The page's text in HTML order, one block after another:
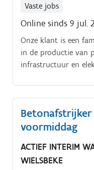
Vaste jobs
Online sinds 9 jul.
Onze klant is een
in de productie van
infrastructuur en
BOUWARBEIDER
Betonafstrijker
voormiddag
ACTIEF INTERIM
WIELSBEKE